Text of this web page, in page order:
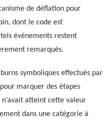
de déflation pour
dont le code est
événements restent
remarqués.
symboliques effectués par
marquer des étapes
atteint cette valeur
dans une catégorie à